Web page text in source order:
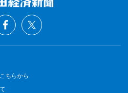
ちらから